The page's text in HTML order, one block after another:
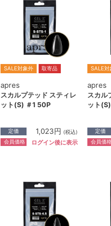
SALE対象外 取寄品
apres
スカルプテッド スティレ
ット(S) ＃1 50P
定価 1,023円 (税込)
会員価格 ログイン後に表示
SALE対
apres
スカル
ット
定価
会員価